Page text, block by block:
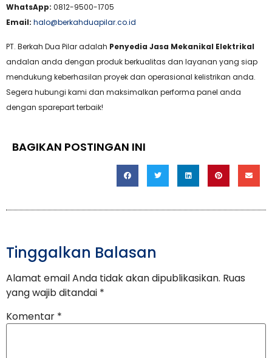
WhatsApp: 0812-9500-1705
Email: halo@berkahduapilar.co.id
PT. Berkah Dua Pilar adalah Penyedia Jasa Mekanikal Elektrikal
andalan anda dengan produk berkualitas dan layanan yang siap
mendukung keberhasilan proyek dan operasional kelistrikan anda.
Segera hubungi kami dan maksimalkan performa panel anda
dengan sparepart terbaik!
BAGIKAN POSTINGAN INI
Tinggalkan Balasan
Alamat email Anda tidak akan dipublikasikan. Ruas
yang wajib ditandai *
Komentar *